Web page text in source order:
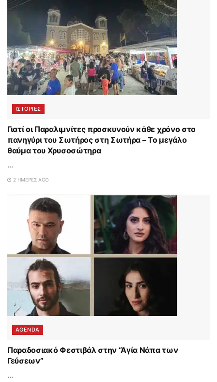
ΙΣΤΟΡΊΕΣ
Γιατί οι Παραλιμνίτες προσκυνούν κάθε χρόνο στο
πανηγύρι του Σωτήρος στη Σωτήρα – Το μεγάλο
θαύμα του Χρυσοσώτηρα
...
2 ΗΜΈΡΕΣ AGO
AGENDA
Παραδοσιακό Φεστιβάλ στην “Αγία Νάπα των
Γεύσεων”
...